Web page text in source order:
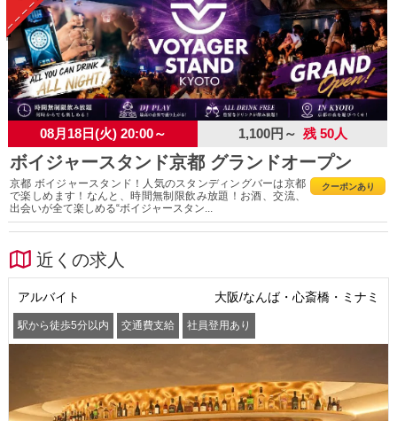
08月18日(火) 20:00～ 1,100円～ 残 50人
ボイジャースタンド京都 グランドオープン
クーポンあり
京都 ボイジャースタンド！人気のスタンディングバーは京都
で楽しめます！なんと、時間無制限飲み放題！お酒、交流、
出会いが全て楽しめる“ボイジャースタン...
近くの求人
アルバイト 大阪/なんば・心斎橋・ミナミ
駅から徒歩5分以内 交通費支給 社員登用あり